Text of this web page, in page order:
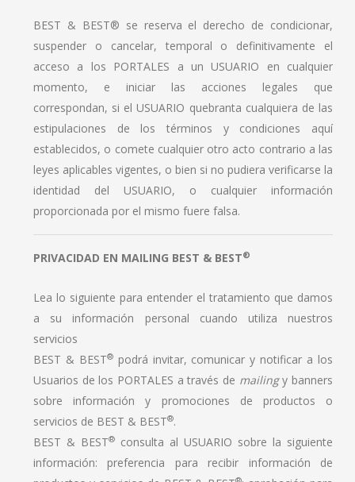
BEST & BEST® se reserva el derecho de condicionar,
suspender o cancelar, temporal o definitivamente el
acceso a los PORTALES a un USUARIO en cualquier
momento, e iniciar las acciones legales que
correspondan, si el USUARIO quebranta cualquiera de las
estipulaciones de los términos y condiciones aquí
establecidos, o comete cualquier otro acto contrario a las
leyes aplicables vigentes, o bien si no pudiera verificarse la
identidad del USUARIO, o cualquier información
proporcionada por el mismo fuere falsa.
PRIVACIDAD EN MAILING BEST & BEST®
Lea lo siguiente para entender el tratamiento que damos
a su información personal cuando utiliza nuestros
servicios
BEST & BEST®podrá invitar, comunicar y notificar a los
Usuarios de los PORTALES a través de mailingy banners
sobre información y promociones de productos o
servicios de BEST & BEST®.
BEST & BEST® consulta al USUARIO sobre la siguiente
información: preferencia para recibir información de